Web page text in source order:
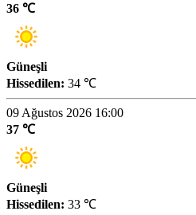
36 ℃
Güneşli
Hissedilen: 34 ℃
09 Ağustos 2026 16:00
37 ℃
Güneşli
Hissedilen: 33 ℃